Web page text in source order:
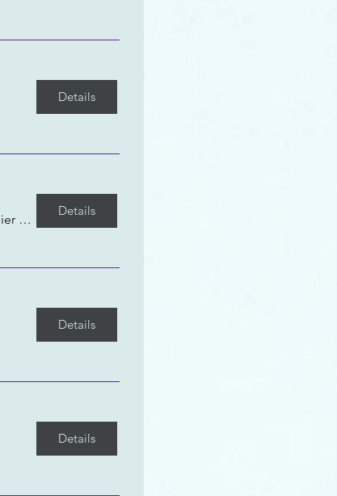
Details
TOLLHAUS Karlsruhe - Freier Kulturverein
Details
Details
Details